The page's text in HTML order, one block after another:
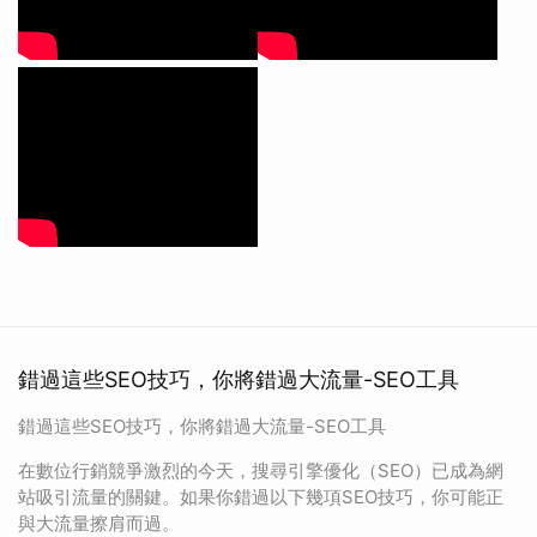
錯過這些SEO技巧，你將錯過大流量-SEO工具
錯過這些SEO技巧，你將錯過大流量-SEO工具
在數位行銷競爭激烈的今天，搜尋引擎優化（SEO）已成為網
站吸引流量的關鍵。如果你錯過以下幾項SEO技巧，你可能正
與大流量擦肩而過。